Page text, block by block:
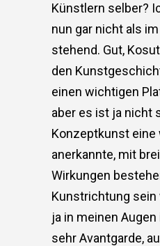
Künstlern selber?
nun gar nicht als
stehend. Gut,
den
einen wichtigen
aber es ist ja nicht
Konzeptkunst
anerkannte, mit
Wirkungen
Kunstrichtung sein
ja in meinen
sehr Avantgarde,